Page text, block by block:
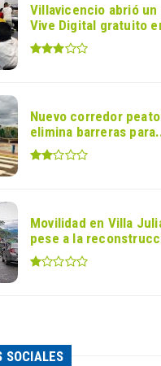
Villavicencio abrió un
Vive Digital gratuito
Nuevo corredor
elimina barreras
Movilidad en Villa
pese a la
SOCIALES